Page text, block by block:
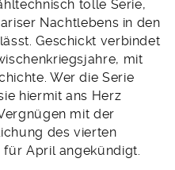
tolle Serie,
Nachtlebens in den
Geschickt verbindet
mit
Wer die Serie
hiermit ans Herz
mit der
des vierten
April angekündigt.